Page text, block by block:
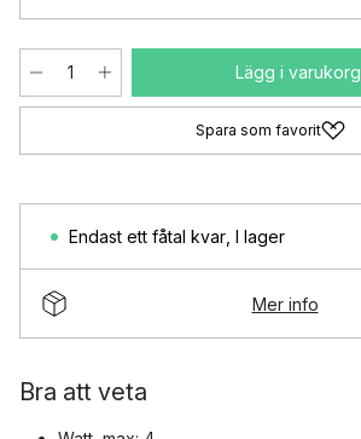
Lägg i varukorg
Spara som favorit
Endast ett fåtal kvar I lager
Mer info
Bra att veta